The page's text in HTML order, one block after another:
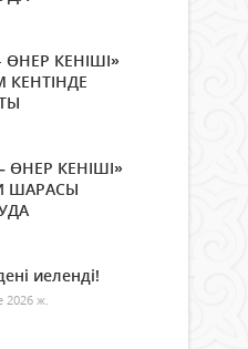
ӨНЕР КЕНІШІ»
КЕНТІНДЕ
ӨНЕР КЕНІШІ»
ШАРАСЫ
иеленді!
2026 ж.